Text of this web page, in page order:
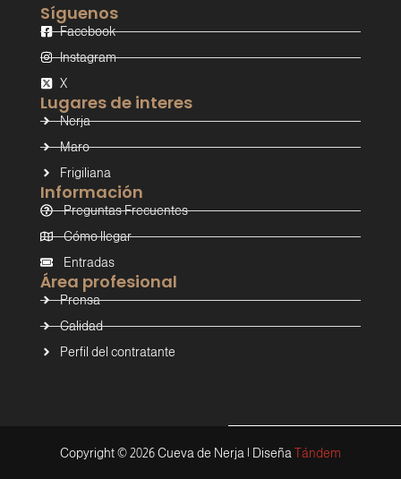
Área profesional
Prensa
Calidad
Perfil del contratante
Información
Preguntas Frecuentes
Cómo llegar
Entradas
Lugares de interes
Nerja
Maro
Frigiliana
Síguenos
Facebook
Instagram
X
Copyright ©2026Cueva de Nerja | Diseña Tándem